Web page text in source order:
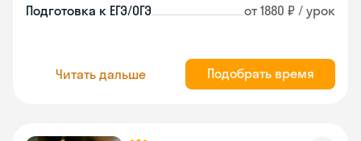
Подготовка к ЕГЭ/ОГЭ от 1880 ₽ / урок
Читать дальше Подобрать время